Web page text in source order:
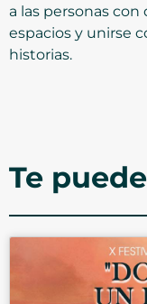
a las personas
espacios y unirse
historias.
Te